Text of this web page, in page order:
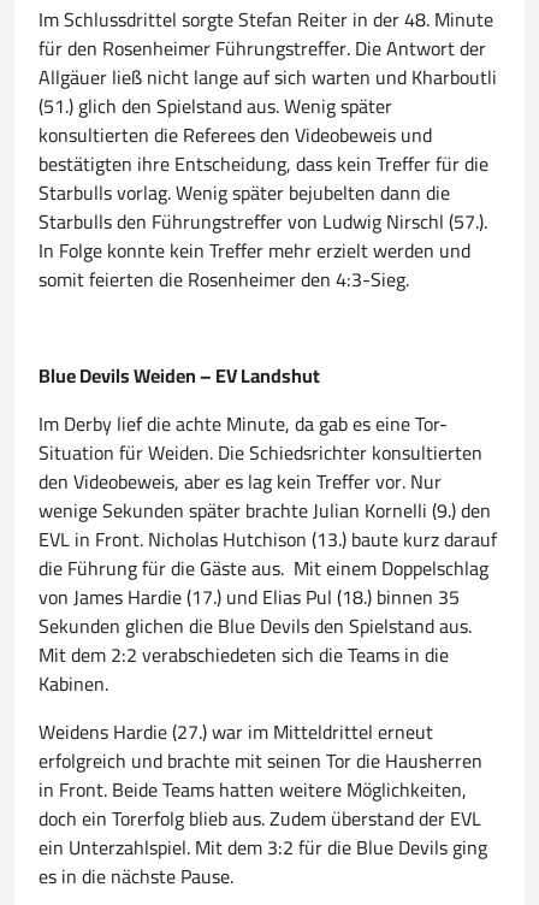
Im Schlussdrittel sorgte Stefan Reiter in der 48. Minute
für den Rosenheimer Führungstreffer. Die Antwort der
Allgäuer ließ nicht lange auf sich warten und Kharboutli
(51.) glich den Spielstand aus. Wenig später
konsultierten die Referees den Videobeweis und
bestätigten ihre Entscheidung, dass kein Treffer für die
Starbulls vorlag. Wenig später bejubelten dann die
Starbulls den Führungstreffer von Ludwig Nirschl (57.).
In Folge konnte kein Treffer mehr erzielt werden und
somit feierten die Rosenheimer den 4:3-Sieg.
Blue Devils Weiden – EV Landshut
Im Derby lief die achte Minute, da gab es eine Tor-
Situation für Weiden. Die Schiedsrichter konsultierten
den Videobeweis, aber es lag kein Treffer vor. Nur
wenige Sekunden später brachte Julian Kornelli (9.) den
EVL in Front. Nicholas Hutchison (13.) baute kurz darauf
die Führung für die Gäste aus. Mit einem Doppelschlag
von James Hardie (17.) und Elias Pul (18.) binnen 35
Sekunden glichen die Blue Devils den Spielstand aus.
Mit dem 2:2 verabschiedeten sich die Teams in die
Kabinen.
Weidens Hardie (27.) war im Mitteldrittel erneut
erfolgreich und brachte mit seinen Tor die Hausherren
in Front. Beide Teams hatten weitere Möglichkeiten,
doch ein Torerfolg blieb aus. Zudem überstand der EVL
ein Unterzahlspiel. Mit dem 3:2 für die Blue Devils ging
es in die nächste Pause.